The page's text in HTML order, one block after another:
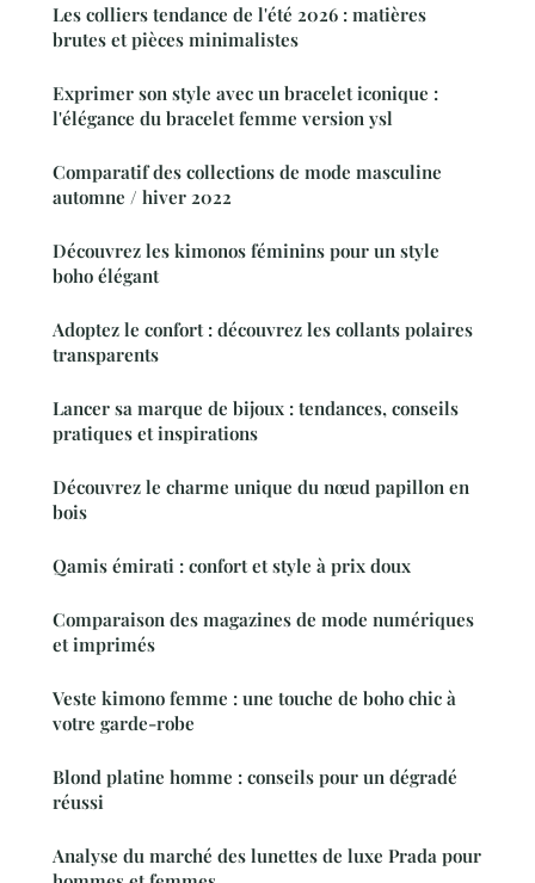
Les colliers tendance de l'été 2026 : matières
brutes et pièces minimalistes
Exprimer son style avec un bracelet iconique :
l'élégance du bracelet femme version ysl
Comparatif des collections de mode masculine
automne / hiver 2022
Découvrez les kimonos féminins pour un style
boho élégant
Adoptez le confort : découvrez les collants polaires
transparents
Lancer sa marque de bijoux : tendances, conseils
pratiques et inspirations
Découvrez le charme unique du nœud papillon en
bois
Qamis émirati : confort et style à prix doux
Comparaison des magazines de mode numériques
et imprimés
Veste kimono femme : une touche de boho chic à
votre garde-robe
Blond platine homme : conseils pour un dégradé
réussi
Analyse du marché des lunettes de luxe Prada pour